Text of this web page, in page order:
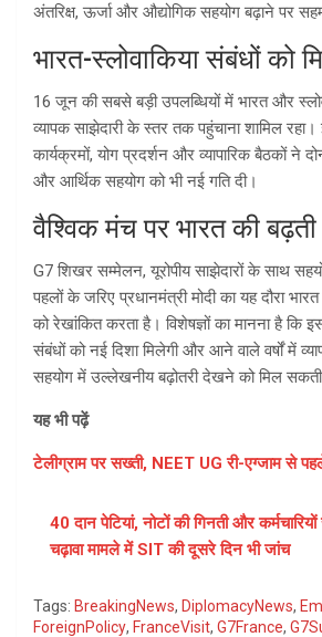
अंतरिक्ष, ऊर्जा और औद्योगिक सहयोग बढ़ाने पर
भारत-स्लोवाकिया संबंधों को
16 जून की सबसे बड़ी उपलब्धियों में भारत और
व्यापक साझेदारी के स्तर तक पहुंचाना शामिल
कार्यक्रमों, योग प्रदर्शन और व्यापारिक बैठकों ने
और आर्थिक सहयोग को भी नई गति दी।
वैश्विक मंच पर भारत की
G7 शिखर सम्मेलन, यूरोपीय साझेदारों के साथ
पहलों के जरिए प्रधानमंत्री मोदी का यह दौरा
को रेखांकित करता है। विशेषज्ञों का मानना है कि
संबंधों को नई दिशा मिलेगी और आने वाले वर्षों में
सहयोग में उल्लेखनीय बढ़ोतरी देखने को मिल
यह भी पढ़ें
टेलीग्राम पर सख्ती, NEET UG री-एग्जाम से
40 दान पेटियां, नोटों की गिनती और
चढ़ावा मामले में SIT की दूसरे दिन भी जांच
Tags: BreakingNews, DiplomacyNews,
ForeignPolicy, FranceVisit, G7France,